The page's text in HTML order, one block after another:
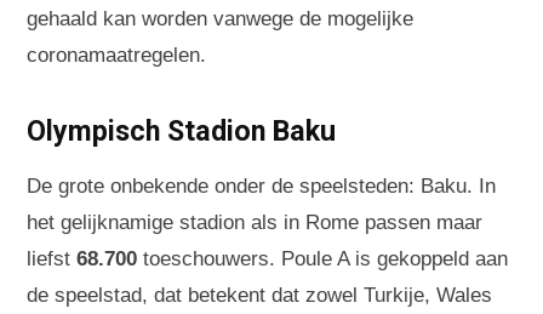
gehaald kan worden vanwege de mogelijke
coronamaatregelen.
Olympisch Stadion Baku
De grote onbekende onder de speelsteden: Baku. In
het gelijknamige stadion als in Rome passen maar
liefst 68.700 toeschouwers. Poule A is gekoppeld aan
de speelstad, dat betekent dat zowel Turkije, Wales